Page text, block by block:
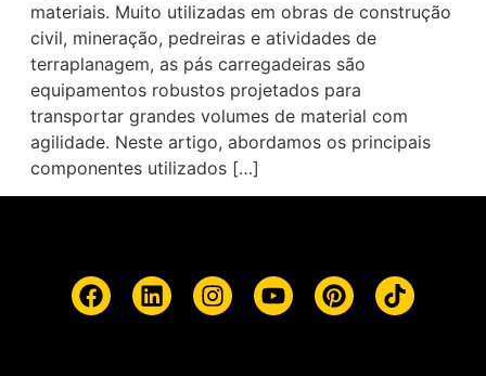
materiais. Muito utilizadas em obras de construção
civil, mineração, pedreiras e atividades de
terraplanagem, as pás carregadeiras são
equipamentos robustos projetados para
transportar grandes volumes de material com
agilidade. Neste artigo, abordamos os principais
componentes utilizados […]